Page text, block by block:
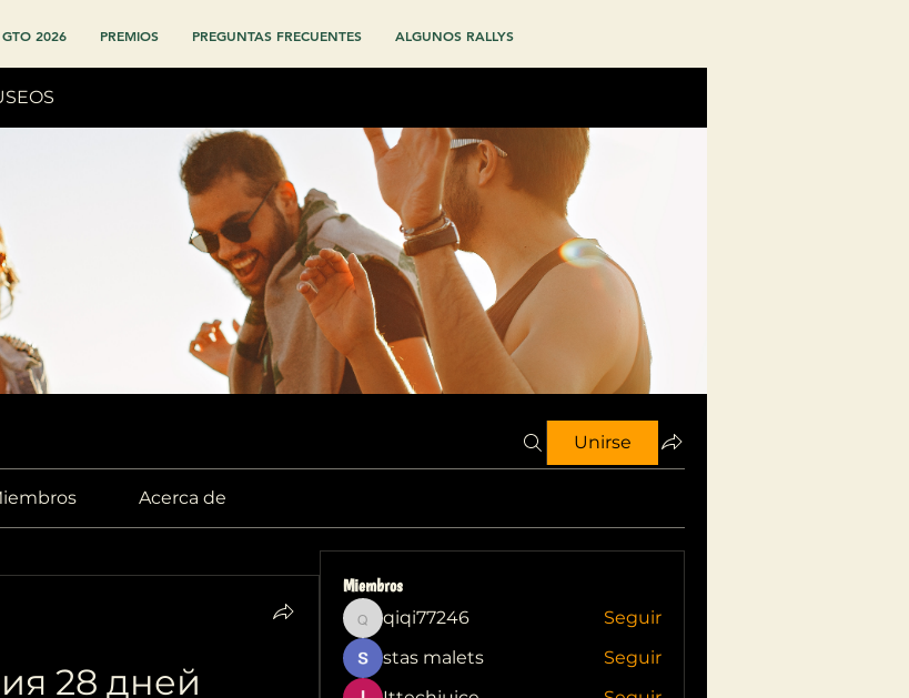
GTO 2026 PREMIOS PREGUNTAS FRECUENTES ALGUNOS RALLYS
Unirse
Acerca de
28 дней
Miembros
qiqi77246
qiqi77246
Seguir
stas malets
Seguir